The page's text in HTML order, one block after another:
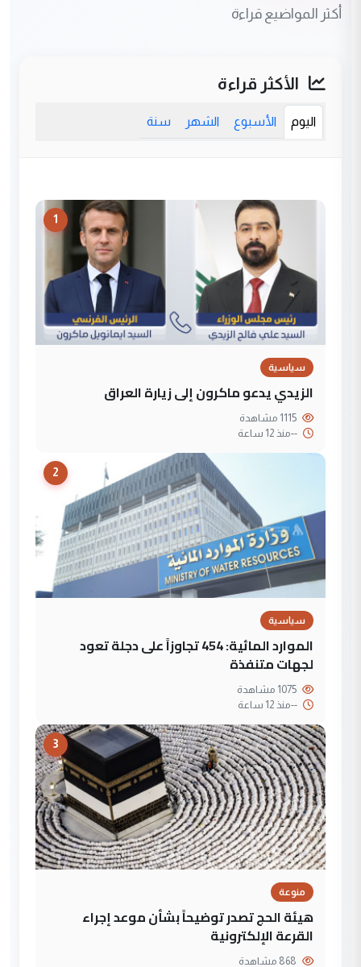
أكثر المواضيع قراءة
الأكثر قراءة
اليوم الأسبوع الشهر سنة
1
سياسية
الزيدي يدعو ماكرون إلى زيارة العراق
--منذ 12 ساعة
2
سياسية
الموارد المائية: 454 تجاوزاً على دجلة تعود
لجهات متنفذة
--منذ 12 ساعة
3
منوعة
هيئة الحج تصدر توضيحاً بشأن موعد إجراء
القرعة الإلكترونية